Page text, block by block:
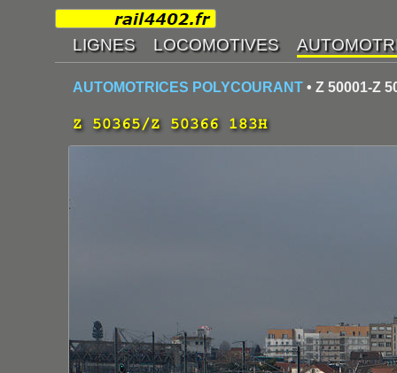
AUTOMOTRICES POLYCOURANT • Z 50001-Z
Z 50365/Z 50366 183H